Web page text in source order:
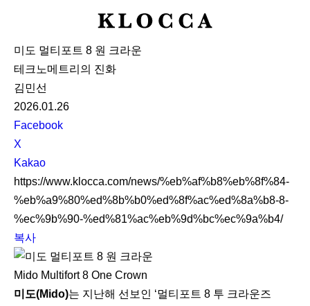
K
O
C
미도 멀티포트 8 원 크라운
테크노메트리의 진화
김민선
2026.01.26
S
N
S
S
h
a
r
e
Facebook
X
Kakao
https://www.klocca.com/news/%eb%af%b8%eb%8f%84-
%eb%a9%80%ed%8b%b0%ed%8f%ac%ed%8a%b8-8-
%ec%9b%90-%ed%81%ac%eb%9d%bc%ec%9a%b4/
복사
Mido Multifort 8 One Crown
미도(Mido)는 지난해 선보인 ‘멀티포트 8 투 크라운즈